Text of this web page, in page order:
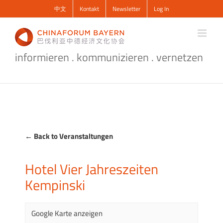
Inhalt
springen
中文 Kontakt Newsletter Log In
informieren . kommunizieren . vernetzen
← Back to Veranstaltungen
Hotel Vier Jahreszeiten
Kempinski
Google Karte anzeigen